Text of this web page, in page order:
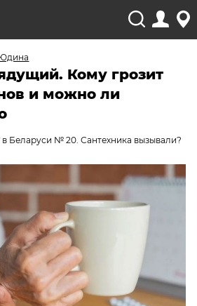
Кому грозит
и можно ли
Беларуси № 20. Сантехника вызывали?